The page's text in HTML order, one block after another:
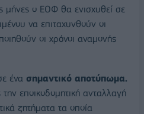
μήνες ο ΕΟΦ θα ενισχυθεί σε
να επιταχυνθούν οι
οι χρόνοι αναμονής
ένα σημαντικό αποτύπωμα.
εποικοδομητική ανταλλαγή
ζητήματα τα οποία